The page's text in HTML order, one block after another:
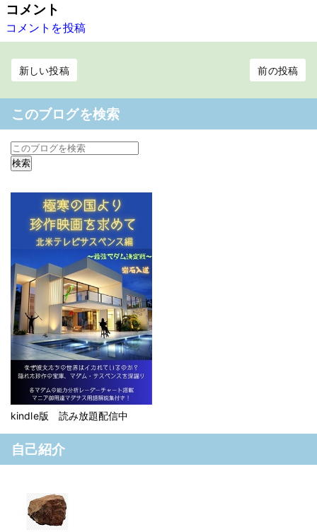
コメント
コメントを投稿
新しい投稿 前の投稿
このブログを検索
kindle版 読み放題配信中
自己紹介